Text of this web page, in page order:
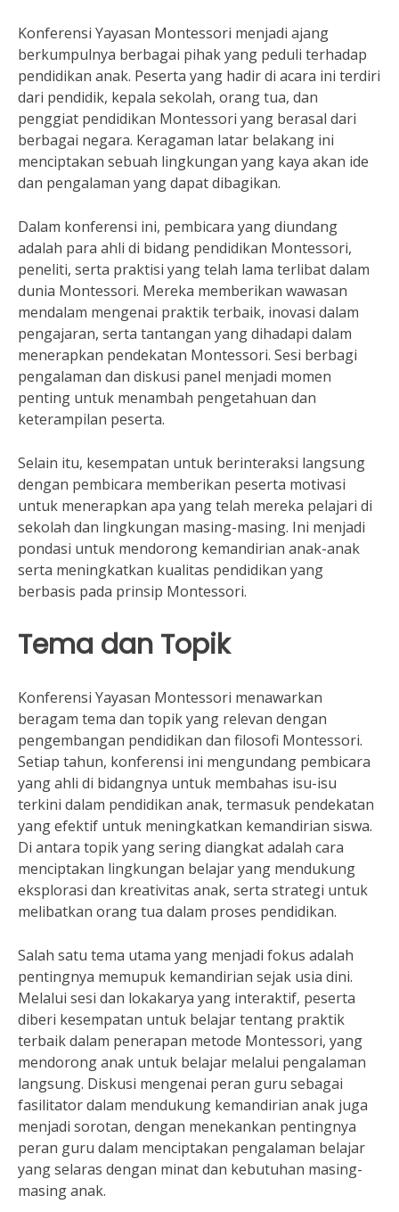
Konferensi Yayasan Montessori menjadi ajang
berkumpulnya berbagai pihak yang peduli terhadap
pendidikan anak. Peserta yang hadir di acara ini terdiri
dari pendidik, kepala sekolah, orang tua, dan
penggiat pendidikan Montessori yang berasal dari
berbagai negara. Keragaman latar belakang ini
menciptakan sebuah lingkungan yang kaya akan ide
dan pengalaman yang dapat dibagikan.
Dalam konferensi ini, pembicara yang diundang
adalah para ahli di bidang pendidikan Montessori,
peneliti, serta praktisi yang telah lama terlibat dalam
dunia Montessori. Mereka memberikan wawasan
mendalam mengenai praktik terbaik, inovasi dalam
pengajaran, serta tantangan yang dihadapi dalam
menerapkan pendekatan Montessori. Sesi berbagi
pengalaman dan diskusi panel menjadi momen
penting untuk menambah pengetahuan dan
keterampilan peserta.
Selain itu, kesempatan untuk berinteraksi langsung
dengan pembicara memberikan peserta motivasi
untuk menerapkan apa yang telah mereka pelajari di
sekolah dan lingkungan masing-masing. Ini menjadi
pondasi untuk mendorong kemandirian anak-anak
serta meningkatkan kualitas pendidikan yang
berbasis pada prinsip Montessori.
Tema dan Topik
Konferensi Yayasan Montessori menawarkan
beragam tema dan topik yang relevan dengan
pengembangan pendidikan dan filosofi Montessori.
Setiap tahun, konferensi ini mengundang pembicara
yang ahli di bidangnya untuk membahas isu-isu
terkini dalam pendidikan anak, termasuk pendekatan
yang efektif untuk meningkatkan kemandirian siswa.
Di antara topik yang sering diangkat adalah cara
menciptakan lingkungan belajar yang mendukung
eksplorasi dan kreativitas anak, serta strategi untuk
melibatkan orang tua dalam proses pendidikan.
Salah satu tema utama yang menjadi fokus adalah
pentingnya memupuk kemandirian sejak usia dini.
Melalui sesi dan lokakarya yang interaktif, peserta
diberi kesempatan untuk belajar tentang praktik
terbaik dalam penerapan metode Montessori, yang
mendorong anak untuk belajar melalui pengalaman
langsung. Diskusi mengenai peran guru sebagai
fasilitator dalam mendukung kemandirian anak juga
menjadi sorotan, dengan menekankan pentingnya
peran guru dalam menciptakan pengalaman belajar
yang selaras dengan minat dan kebutuhan masing-
masing anak.